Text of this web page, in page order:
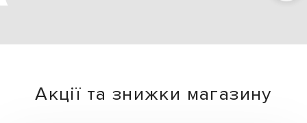
Акції та знижки магазину